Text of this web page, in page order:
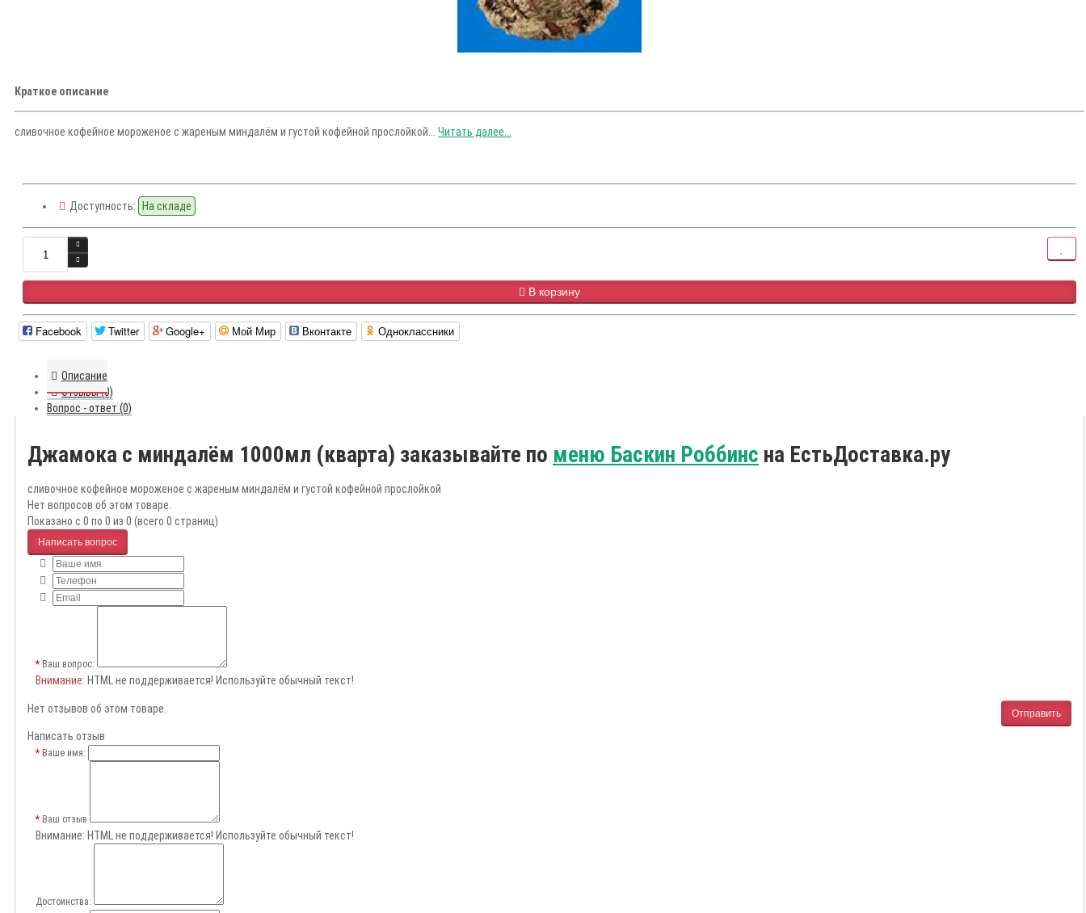
Краткое описание
сливочное кофейное мороженое с жареным миндалём и густой кофейной прослойкой... Читать далее...
Доступность: На складе
В корзину
Facebook Twitter Google+ Мой Мир Вконтакте Одноклассники
Описание
Отзывы (0)
Вопрос - ответ (0)
Джамока с миндалём 1000мл (кварта) заказывайте по меню Баскин Роббинс на ЕстьДоставка.ру
сливочное кофейное мороженое с жареным миндалём и густой кофейной прослойкой
Нет вопросов об этом товаре.
Показано с 0 по 0 из 0 (всего 0 страниц)
Написать вопрос
Ваш вопрос:
Внимание: HTML не поддерживается! Используйте обычный текст!
Отправить
Нет отзывов об этом товаре.
Написать отзыв
Ваше имя:
Ваш отзыв
Внимание: HTML не поддерживается! Используйте обычный текст!
Достоинства: